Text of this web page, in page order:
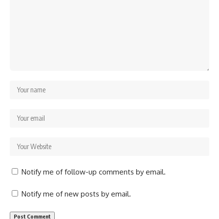
Notify me of follow-up comments by email.
Notify me of new posts by email.